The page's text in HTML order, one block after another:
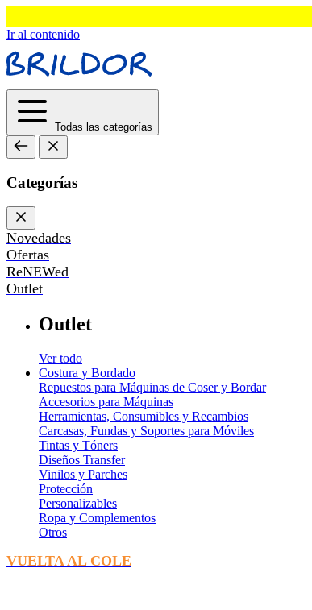
Ir al contenido
Todas las categorías
Categorías
Novedades
Ofertas
ReNEWed
Outlet
Outlet
Ver todo
Costura y Bordado
Repuestos para Máquinas de Coser y Bordar
Accesorios para Máquinas
Herramientas, Consumibles y Recambios
Carcasas, Fundas y Soportes para Móviles
Tintas y Tóners
Diseños Transfer
Vinilos y Parches
Protección
Personalizables
Ropa y Complementos
Otros
VUELTA AL COLE